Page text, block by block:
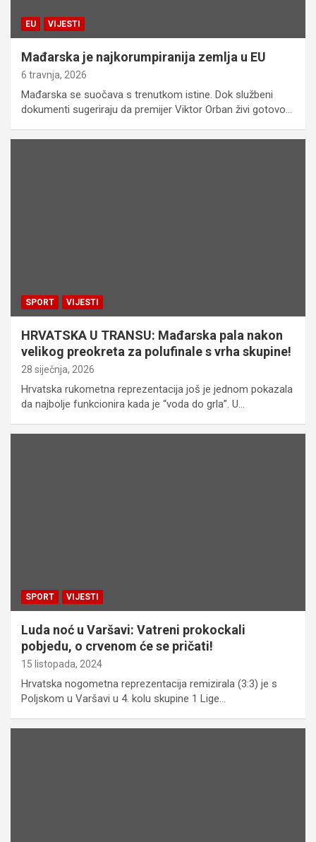
EU VIJESTI
Mađarska je najkorumpiranija zemlja u EU
6 travnja, 2026
Mađarska se suočava s trenutkom istine. Dok službeni
dokumenti sugeriraju da premijer Viktor Orban živi gotovo…
SPORT VIJESTI
HRVATSKA U TRANSU: Mađarska pala nakon
velikog preokreta za polufinale s vrha skupine!
28 siječnja, 2026
Hrvatska rukometna reprezentacija još je jednom pokazala
da najbolje funkcionira kada je “voda do grla”. U…
SPORT VIJESTI
Luda noć u Varšavi: Vatreni prokockali
pobjedu, o crvenom će se pričati!
15 listopada, 2024
Hrvatska nogometna reprezentacija remizirala (3:3) je s
Poljskom u Varšavi u 4. kolu skupine 1 Lige…